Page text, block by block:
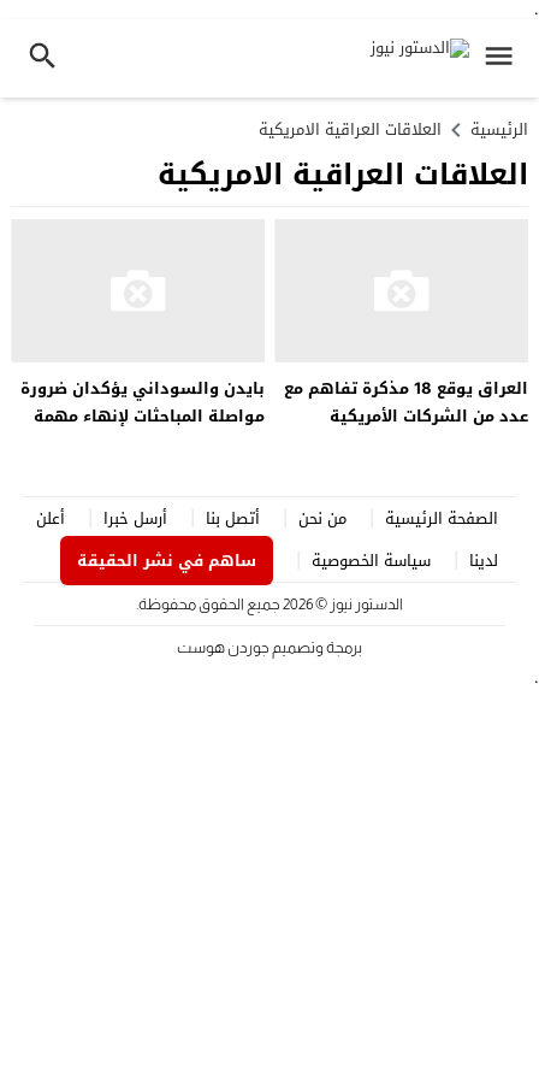
.
الرئيسية العلاقات العراقية الامريكية
العلاقات العراقية الامريكية
العراق يوقع 18 مذكرة تفاهم مع
عدد من الشركات الأمريكية
بايدن والسوداني يؤكدان ضرورة
مواصلة المباحثات لإنهاء مهمة
الصفحة الرئيسية من نحن أتصل بنا أرسل خبرا
أعلن
لدينا
سياسة الخصوصية ساهم في نشر الحقيقة
الدستور نيوز © 2026 جميع الحقوق محفوظة.
برمجة وتصميم جوردن هوست
.